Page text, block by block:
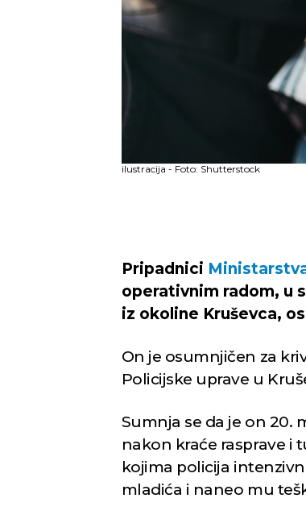
ilustracija - Foto: Shutterstock
Pripadnici
operativnim radom, u
iz okoline Kruševca,
On je osumnjičen za
Policijske uprave u
Sumnja se da je on 20.
nakon kraće rasprave i
kojima policija
mladića i naneo mu